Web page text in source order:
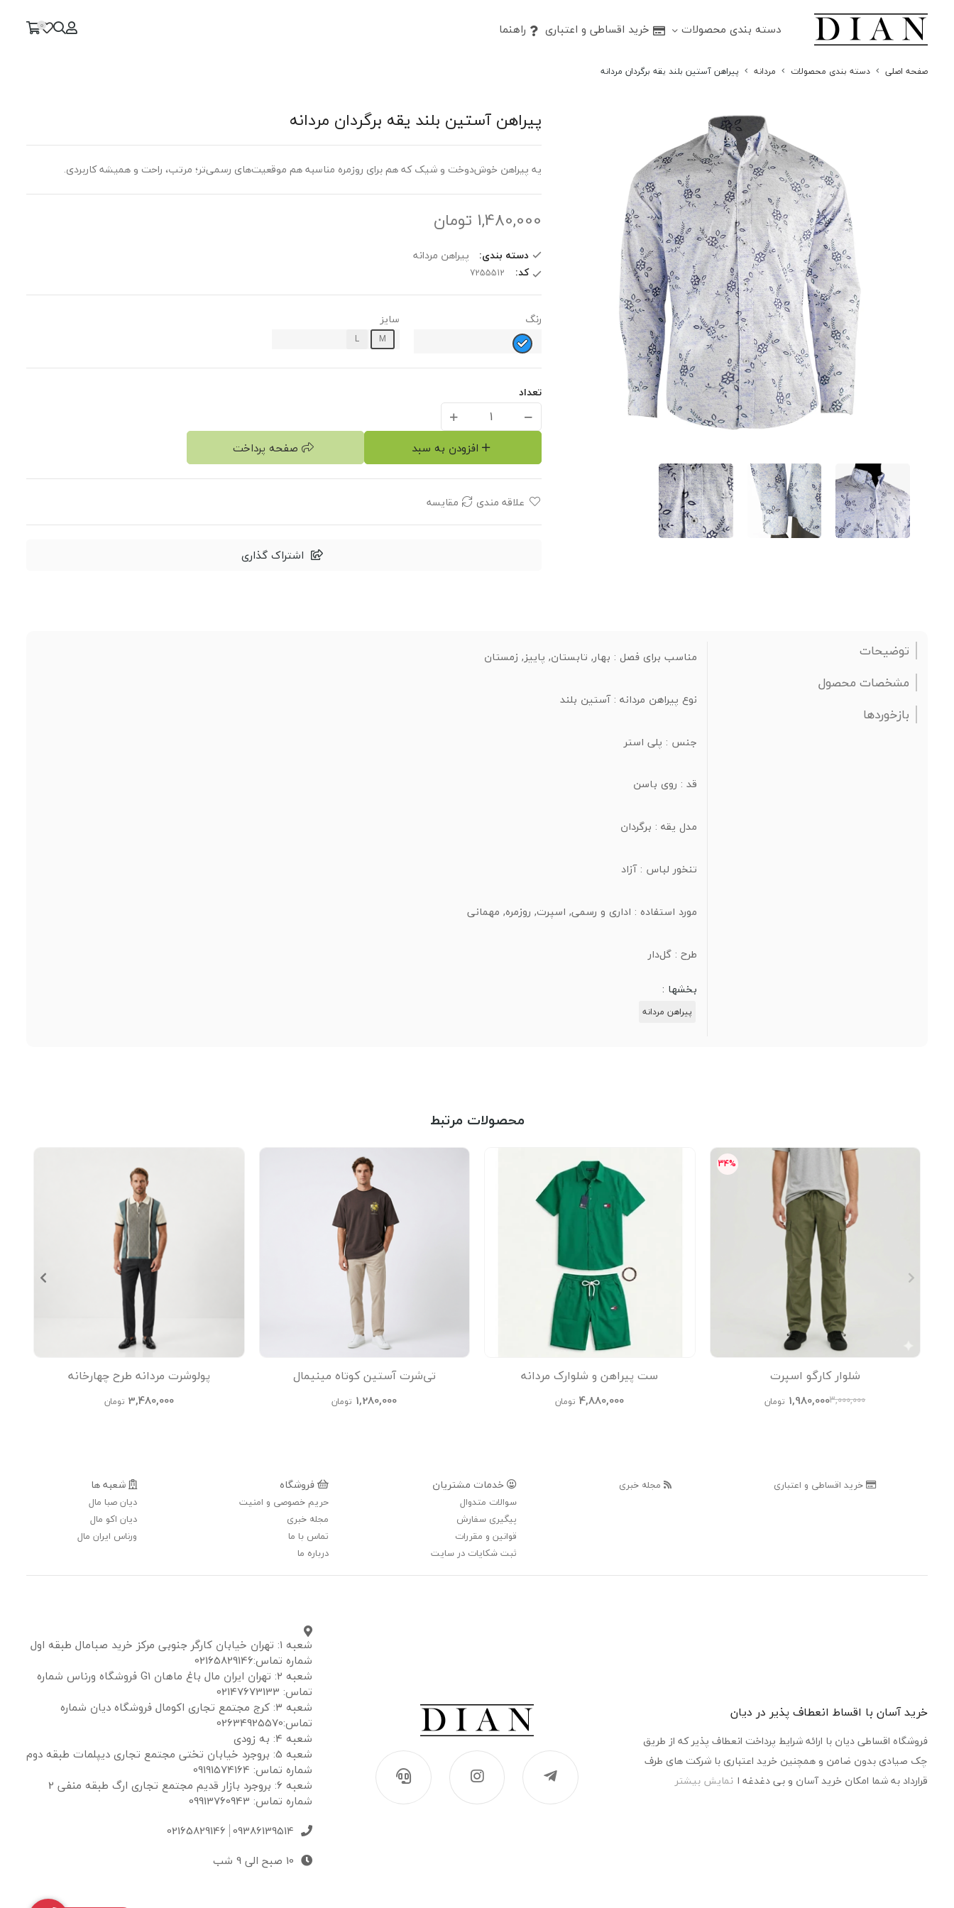
دسته بندی محصولات خرید اقساطی و اعتباری راهنما 0
صفحه اصلی دسته بندی محصولات مردانه پیراهن آستین بلند یقه برگردان مردانه
پیراهن آستین بلند یقه برگردان مردانه
یه پیراهن خوش‌دوخت و شیک که هم برای روزمره مناسبه هم موقعیت‌های رسمی‌تر؛ مرتب، راحت و همیشه کاربردی.
1,480,000 تومان
دسته بندی:
پیراهن مردانه
کد:
رنگ سایز
M
L
تعداد
افزودن به سبد صفحه پرداخت
علاقه مندی مقایسه
اشتراک گذاری
توضیحات
مشخصات محصول
بازخوردها
مناسب برای فصل : بهار, تابستان, پاییز, زمستان
نوع پیراهن مردانه :آستین بلند
جنس : پلی استر
قد : روی باسن
مدل یقه : برگردان
تنخور لباس :آزاد
مورد استفاده : اداری و رسمی, اسپرت, روزمره, مهمانی
طرح : گل‌دار
بخشها :
پیراهن مردانه
محصولات مرتبط
34%
شلوار کارگو اسپرت
3,000,000
1,980,000 تومان
ست پیراهن و شلوارک مردانه
4,880,000 تومان
تی‌شرت آستین کوتاه مینیمال
1,280,000 تومان
پولوشرت مردانه طرح چهارخانه
3,480,000 تومان
خرید اقساطی و اعتباری مجله خبری خدمات مشتریان
سوالات متدوال
پیگیری سفارش
قوانین و مقررات
ثبت شکایات در سایت
فروشگاه
حریم خصوصی و امنیت
مجله خبری
تماس با ما
درباره ما
شعبه ها
دیان صبا مال
دیان اکو مال
ورناس ایران مال
خرید آسان با اقساط انعطاف پذیر در دیان
فروشگاه اقساطی دیان با ارائه شرایط پرداخت انعطاف پذیر که از طریق
چک صیادی بدون ضامن و همچنین خرید اعتباری با شرکت های طرف
قرارداد به شما امکان خرید آسان و بی دغدغه ا نمایش بیشتر
شعبه ۱: تهران خیابان کارگر جنوبی مرکز خرید صبامال طبقه اول
شماره تماس:02165829146
شعبه ۲: تهران ایران مال باغ ماهان G1 فروشگاه ورناس شماره
تماس: 02147673133
شعبه ۳: کرج مجتمع تجاری اکومال فروشگاه دیان شماره
تماس:02634925570
شعبه 4: به زودی
شعبه 5: بروجرد خیابان تختی مجتمع تجاری دیپلمات طبقه دوم
شماره تماس: 09191574164
شعبه 6: بروجرد بازار قدیم مجتمع تجاری ارگ طبقه منفی 2
شماره تماس: 09913760943
09386139514
02165829146
10 صبح الی 9 شب